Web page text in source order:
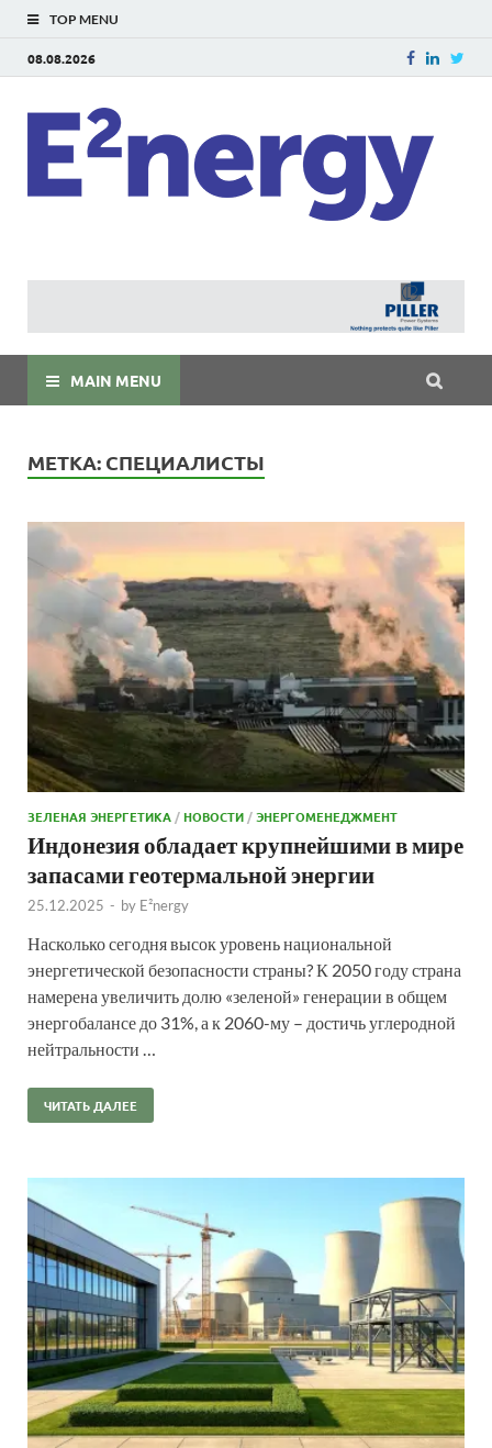
TOP MENU
08.08.2026
MAIN MENU
МЕТКА: СПЕЦИАЛИСТЫ
ЗЕЛЕНАЯ ЭНЕРГЕТИКА /НОВОСТИ /ЭНЕРГОМЕНЕДЖМЕНТ
Индонезия обладает крупнейшими в мире
запасами геотермальной энергии
25.12.2025 - by E²nergy
Насколько сегодня высок уровень национальной
энергетической безопасности страны? К 2050 году страна
намерена увеличить долю «зеленой» генерации в общем
энергобалансе до 31%, а к 2060-му – достичь углеродной
нейтральности …
ЧИТАТЬ ДАЛЕЕ